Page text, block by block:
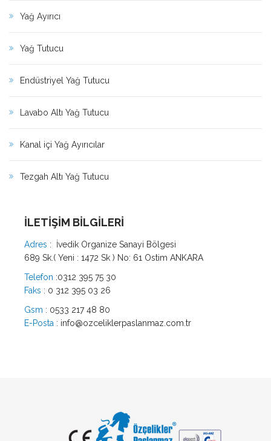
Yağ Ayırıcı
Yağ Tutucu
Endüstriyel Yağ Tutucu
Lavabo Altı Yağ Tutucu
Kanal içi Yağ Ayırıcılar
Tezgah Altı Yağ Tutucu
İLETİŞİM BİLGİLERİ
Adres : İvedik Organize Sanayi Bölgesi
689 Sk.( Yeni : 1472 Sk ) No: 61 Ostim ANKARA
Telefon :0312 395 75 30
Faks : 0 312 395 03 26
Gsm : 0533 217 48 80
E-Posta : info@ozceliklerpaslanmaz.com.tr